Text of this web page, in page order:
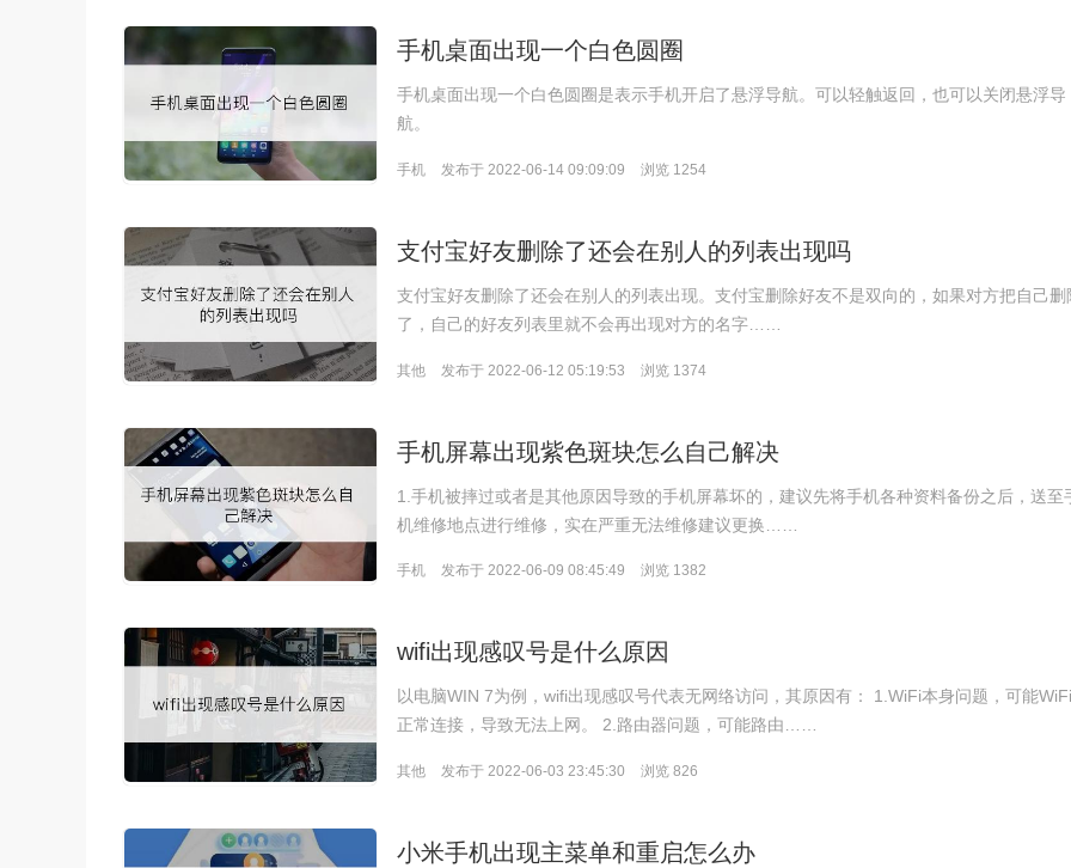
手机桌面出现一个白色圆圈
手机桌面出现一个白色圆圈是表示手机开启了悬浮导航。可以轻触返回，也可以关闭悬浮导
航。
手机 发布于 2022-06-14 09:09:09 浏览 1254
支付宝好友删除了还会在别人的列表出现吗
支付宝好友删除了还会在别人的列表出现。支付宝删除好友不是双向的，如果对方把自己删
了，自己的好友列表里就不会再出现对方的名字……
其他 发布于 2022-06-12 05:19:53 浏览 1374
手机屏幕出现紫色斑块怎么自己解决
1.手机被摔过或者是其他原因导致的手机屏幕坏的，建议先将手机各种资料备份之后，送至
机维修地点进行维修，实在严重无法维修建议更换……
手机 发布于 2022-06-09 08:45:49 浏览 1382
wifi出现感叹号是什么原因
以电脑WIN 7为例，wifi出现感叹号代表无网络访问，其原因有： 1.WiFi本身问题，可能
正常连接，导致无法上网。 2.路由器问题，可能路由……
其他 发布于 2022-06-03 23:45:30 浏览 826
小米手机出现主菜单和重启怎么办